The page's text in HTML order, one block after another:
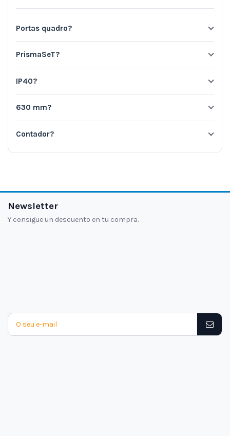
Portas quadro?
PrismaSeT?
IP40?
630 mm?
Contador?
Newsletter
Y consigue un descuento en tu compra.